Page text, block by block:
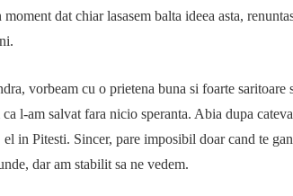
dat chiar lasasem balta ideea asta,
vorbeam cu o prietena buna si foarte
l-am salvat fara nicio speranta. Abia dupa
in Pitesti. Sincer, pare imposibil doar cand te
dar am stabilit sa ne vedem.